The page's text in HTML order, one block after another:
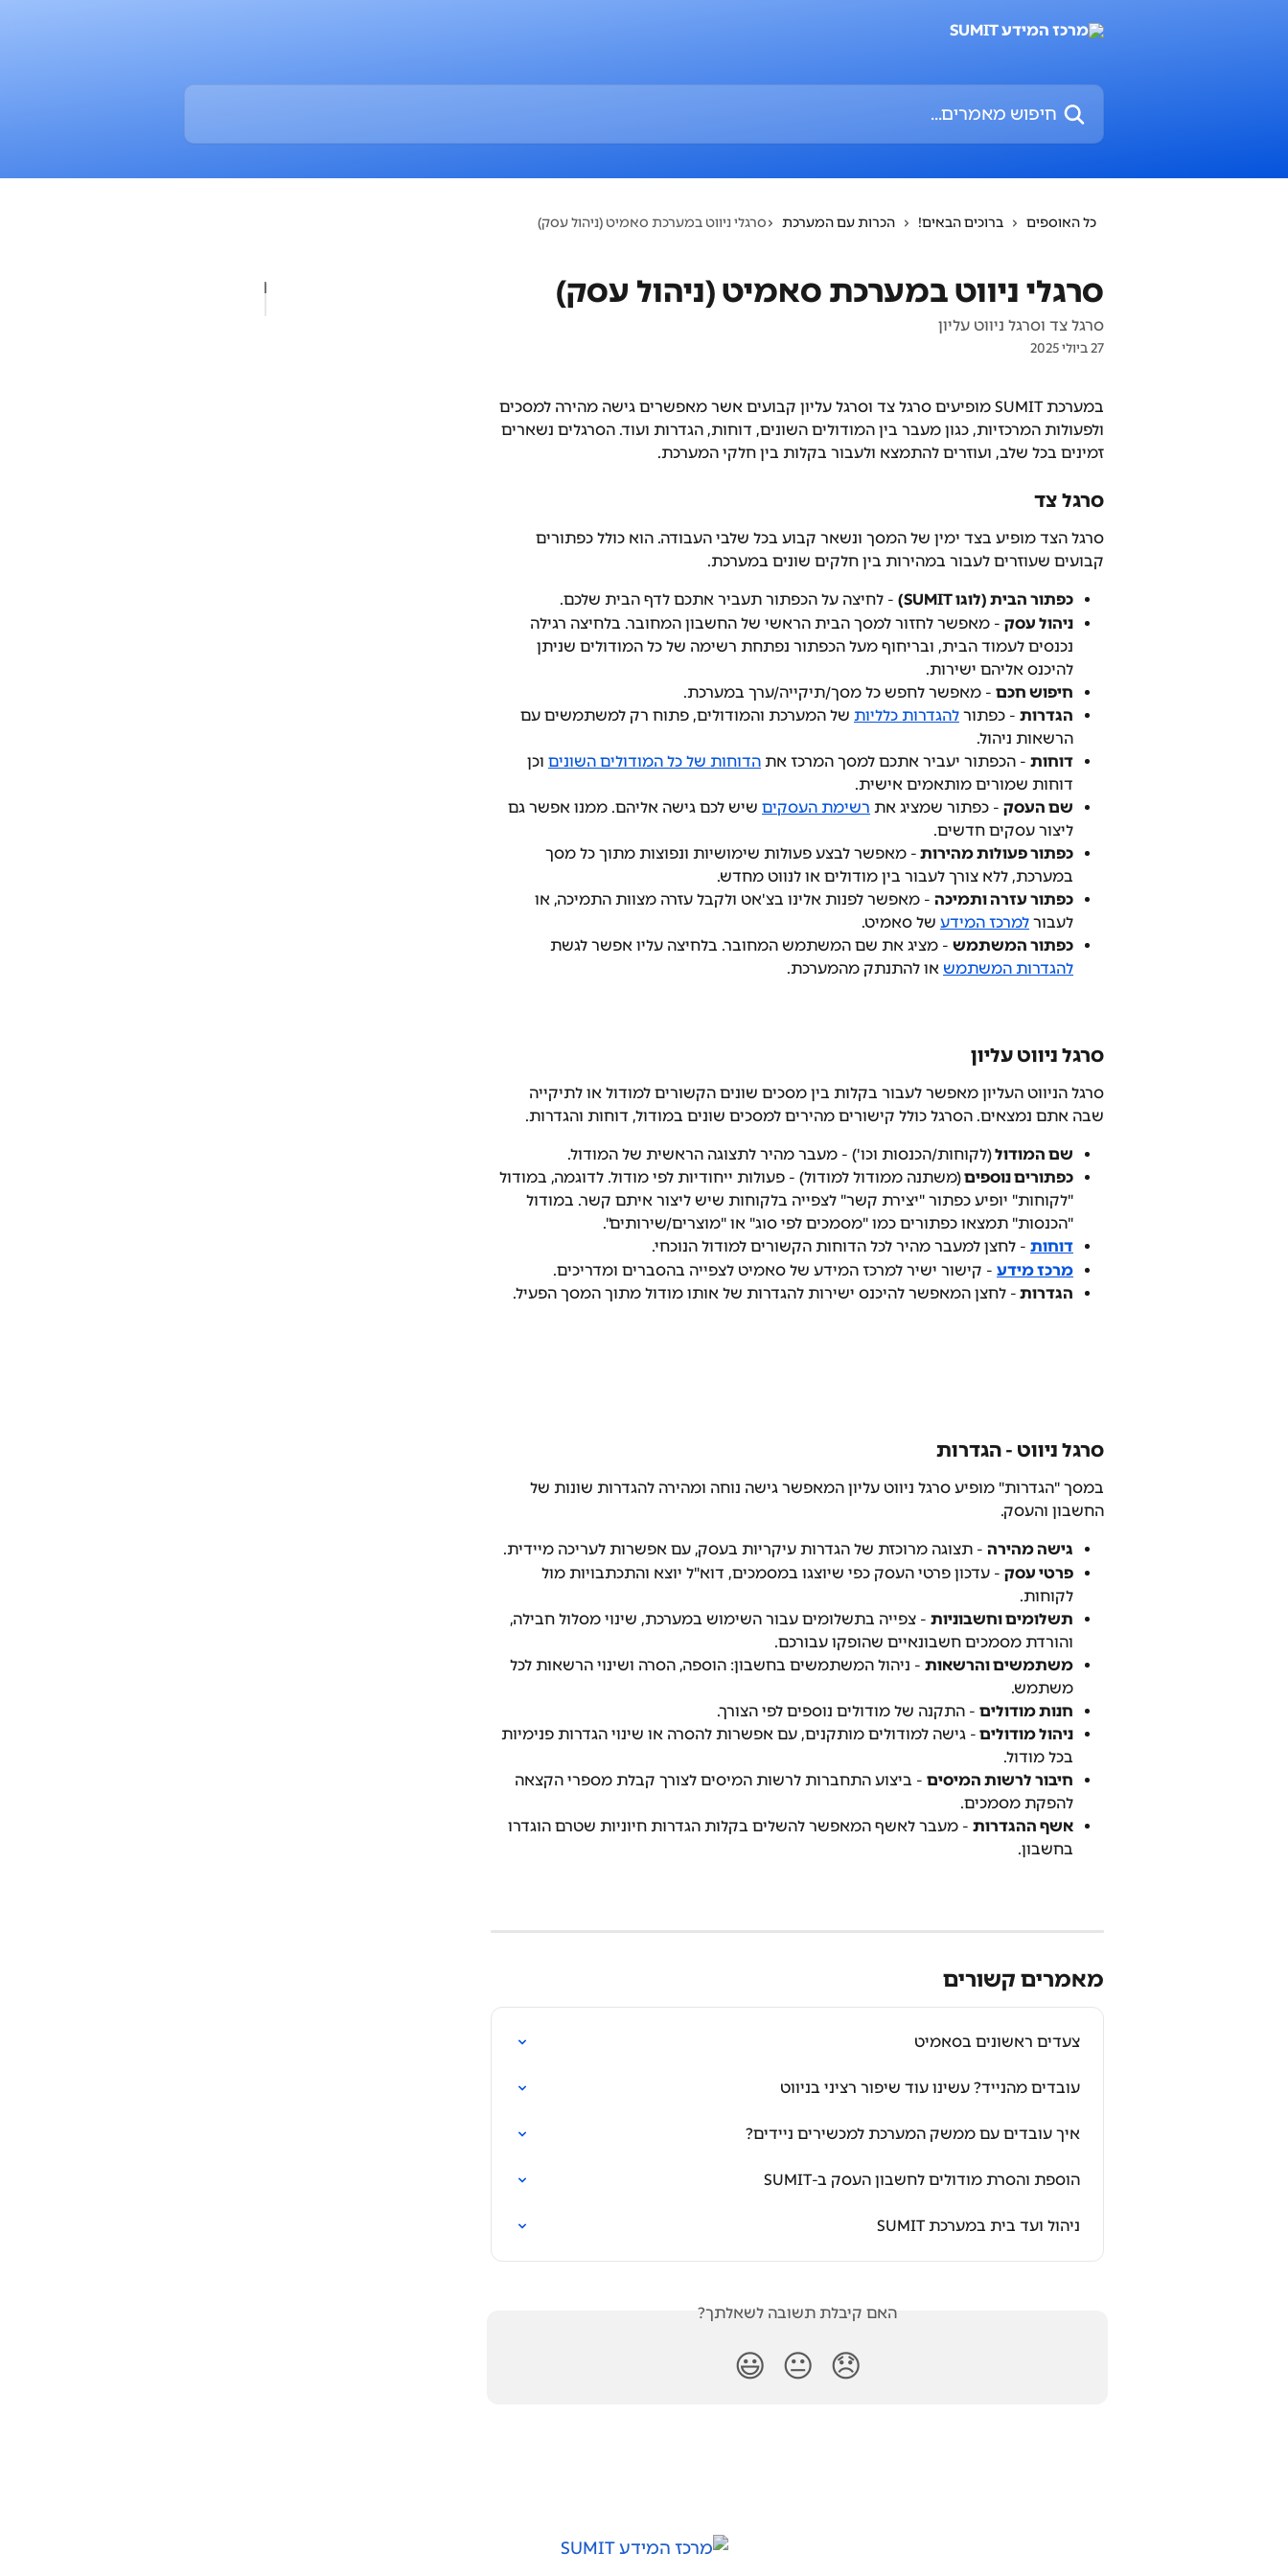
חיפוש מאמרים...
כל האוספים ברוכים הבאים! הכרות עם המערכת סרגלי ניווט במערכת סאמיט (ניהול עסק)
סרגלי ניווט במערכת סאמיט (ניהול עסק)
סרגל צד וסרגל ניווט עליון
27 ביולי 2025
במערכת SUMIT מופיעים סרגל צד וסרגל עליון קבועים אשר מאפשרים גישה מהירה למסכים
ולפעולות המרכזיות, כגון מעבר בין המודולים השונים, דוחות, הגדרות ועוד. הסרגלים נשארים
זמינים בכל שלב, ועוזרים להתמצא ולעבור בקלות בין חלקי המערכת.
סרגל צד
סרגל הצד מופיע בצד ימין של המסך ונשאר קבוע בכל שלבי העבודה. הוא כולל כפתורים
קבועים שעוזרים לעבור במהירות בין חלקים שונים במערכת.
כפתור הבית (לוגו SUMIT)
- לחיצה על הכפתור תעביר אתכם לדף הבית שלכם.
ניהול עסק - מאפשר לחזור למסך הבית הראשי של החשבון המחובר. בלחיצה רגילה
נכנסים לעמוד הבית, ובריחוף מעל הכפתור נפתחת רשימה של כל המודולים שניתן
להיכנס אליהם ישירות.
חיפוש חכם - מאפשר לחפש כל מסך/תיקייה/ערך במערכת.
הגדרות - כפתור להגדרות כלליות של המערכת והמודולים, פתוח רק למשתמשים עם
הרשאות ניהול.
דוחות - הכפתור יעביר אתכם למסך המרכז את הדוחות של כל המודולים השונים וכן
דוחות שמורים מותאמים אישית.
שם העסק - כפתור שמציג את רשימת העסקים שיש לכם גישה אליהם. ממנו אפשר גם
ליצור עסקים חדשים.
כפתור פעולות מהירות - מאפשר לבצע פעולות שימושיות ונפוצות מתוך כל מסך
במערכת, ללא צורך לעבור בין מודולים או לנווט מחדש.
כפתור עזרה ותמיכה - מאפשר לפנות אלינו בצ'אט ולקבל עזרה מצוות התמיכה, או
לעבור למרכז המידע של סאמיט.
כפתור המשתמש - מציג את שם המשתמש המחובר. בלחיצה עליו אפשר לגשת
להגדרות המשתמש או להתנתק מהמערכת.
סרגל ניווט עליון
סרגל הניווט העליון מאפשר לעבור בקלות בין מסכים שונים הקשורים למודול או לתיקייה
שבה אתם נמצאים. הסרגל כולל קישורים מהירים למסכים שונים במודול, דוחות והגדרות.
שם המודול (לקוחות/הכנסות וכו') - מעבר מהיר לתצוגה הראשית של המודול.
כפתורים נוספים (משתנה ממודול למודול) - פעולות ייחודיות לפי מודול. לדוגמה, במודול
"לקוחות" יופיע כפתור "יצירת קשר" לצפייה בלקוחות שיש ליצור איתם קשר. במודול
"הכנסות" תמצאו כפתורים כמו "מסמכים לפי סוג" או "מוצרים/שירותים".
דוחות - לחצן למעבר מהיר לכל הדוחות הקשורים למודול הנוכחי.
מרכז מידע - קישור ישיר למרכז המידע של סאמיט לצפייה בהסברים ומדריכים.
הגדרות - לחצן המאפשר להיכנס ישירות להגדרות של אותו מודול מתוך המסך הפעיל.
סרגל ניווט - הגדרות
במסך "הגדרות" מופיע סרגל ניווט עליון המאפשר גישה נוחה ומהירה להגדרות שונות של
החשבון והעסק.
גישה מהירה - תצוגה מרוכזת של הגדרות עיקריות בעסק, עם אפשרות לעריכה מיידית.
פרטי עסק - עדכון פרטי העסק כפי שיוצגו במסמכים, דוא"ל יוצא והתכתבויות מול
לקוחות.
תשלומים וחשבוניות - צפייה בתשלומים עבור השימוש במערכת, שינוי מסלול חבילה,
והורדת מסמכים חשבונאיים שהופקו עבורכם.
משתמשים והרשאות - ניהול המשתמשים בחשבון: הוספה, הסרה ושינוי הרשאות לכל
משתמש.
חנות מודולים - התקנה של מודולים נוספים לפי הצורך.
ניהול מודולים - גישה למודולים מותקנים, עם אפשרות להסרה או שינוי הגדרות פנימיות
בכל מודול.
חיבור לרשות המיסים - ביצוע התחברות לרשות המיסים לצורך קבלת מספרי הקצאה
להפקת מסמכים.
אשף ההגדרות - מעבר לאשף המאפשר להשלים בקלות הגדרות חיוניות שטרם הוגדרו
בחשבון.
מאמרים קשורים
צעדים ראשונים בסאמיט
עובדים מהנייד? עשינו עוד שיפור רציני בניווט
איך עובדים עם ממשק המערכת למכשירים ניידים?
הוספת והסרת מודולים לחשבון העסק ב-SUMIT
ניהול ועד בית במערכת SUMIT
האם קיבלת תשובה לשאלתך?
😞
😐
😃